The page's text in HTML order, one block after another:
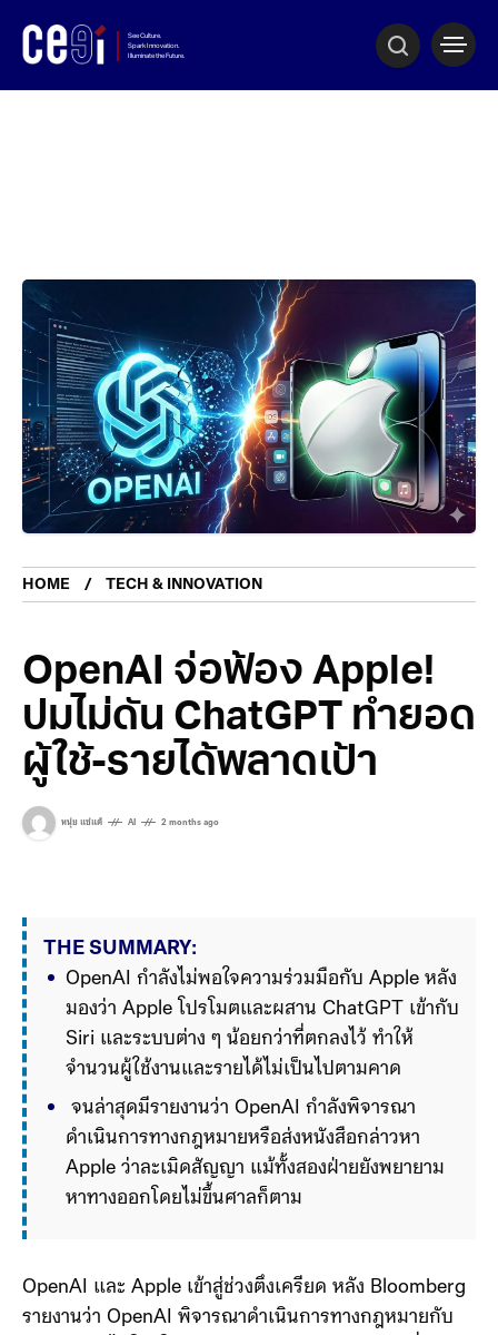
HOME TECH & INNOVATION
OpenAI จ่อฟ้อง Apple!
ปมไม่ดัน ChatGPT ทำยอด
ผู้ใช้-รายได้พลาดเป้า
หนุ่ย แซ่แต้ AI 2 months ago
THE SUMMARY:
OpenAI กำลังไม่พอใจความร่วมมือกับ Apple หลัง
มองว่า Apple โปรโมตและผสาน ChatGPT เข้ากับ
Siri และระบบต่าง ๆ น้อยกว่าที่ตกลงไว้ ทำให้
จำนวนผู้ใช้งานและรายได้ไม่เป็นไปตามคาด
จนล่าสุดมีรายงานว่า OpenAI กำลังพิจารณา
ดำเนินการทางกฎหมายหรือส่งหนังสือกล่าวหา
Apple ว่าละเมิดสัญญา แม้ทั้งสองฝ่ายยังพยายาม
หาทางออกโดยไม่ขึ้นศาลก็ตาม
OpenAI และ Apple เข้าสู่ช่วงตึงเครียด หลัง Bloomberg
รายงานว่า OpenAI พิจารณาดำเนินการทางกฎหมายกับ